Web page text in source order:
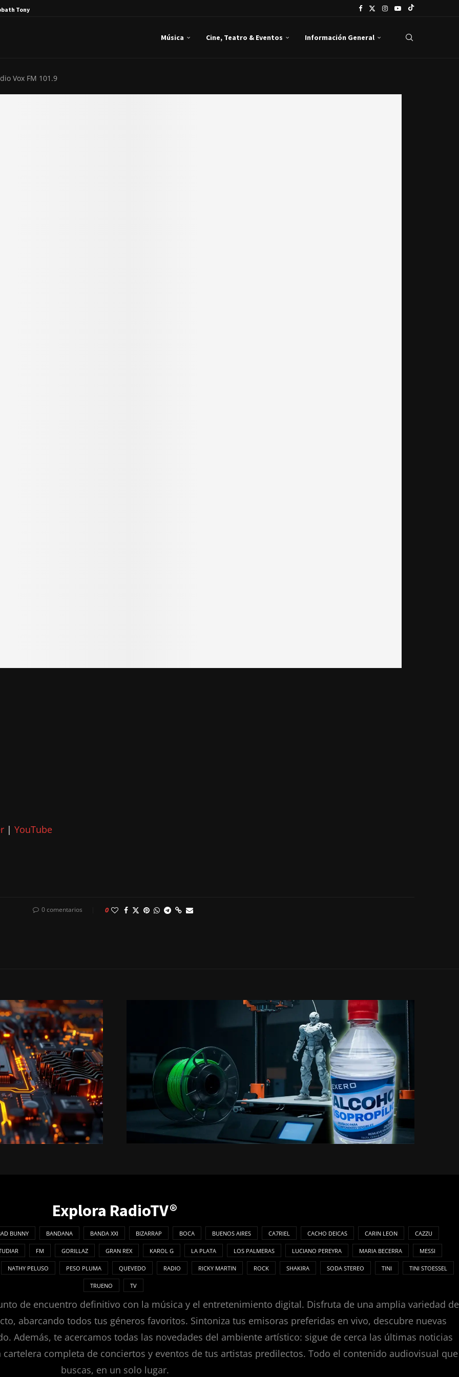
Tony Iommi...
Música Cine, Teatro & Eventos Información General
Vox FM 101.9
| YouTube
0 comentarios 0
Explora RadioTV®
BUNNY BANDANA BANDA XXI BIZARRAP BOCA BUENOS AIRES CA7RIEL CACHO DEICAS CARIN LEON CAZZU
FM GORILLAZ GRAN REX KAROL G LA PLATA LOS PALMERAS LUCIANO PEREYRA MARIA BECERRA MESSI
NATHY PELUSO PESO PLUMA QUEVEDO RADIO RICKY MARTIN ROCK SHAKIRA SODA STEREO TINI TINI STOESSEL
TRUENO TV
de encuentro definitivo con la música y el entretenimiento digital. Disfruta de una amplia variedad de
abarcando todos tus géneros favoritos. Sintoniza tus emisoras preferidas en vivo, descubre nuevas
Además, te acercamos todas las novedades del ambiente artístico: sigue de cerca las últimas noticias
completa de conciertos y eventos de tus artistas predilectos. Todo el contenido audiovisual que
buscas, en un solo lugar.